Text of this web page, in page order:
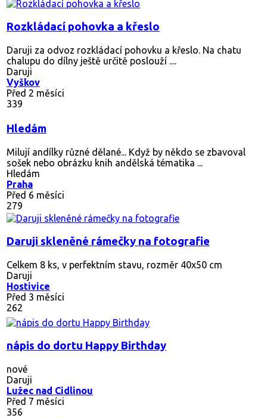
Rozkládací pohovka a křeslo
Daruji za odvoz rozkládací pohovku a křeslo. Na chatu
chalupu do dílny ještě určitě poslouží ....
Daruji
Vyškov
Před 2 měsíci
339
Hledám
Milují andílky různé dělané... Když by někdo se zbavoval
sošek nebo obrázku knih andělská tématika ...
Hledám
Praha
Před 6 měsíci
279
Daruji skleněné rámečky na fotografie
Celkem 8 ks, v perfektním stavu, rozměr 40x50 cm
Daruji
Hostivice
Před 3 měsíci
262
nápis do dortu Happy Birthday
nové
Daruji
Lužec nad Cidlinou
Před 7 měsíci
356